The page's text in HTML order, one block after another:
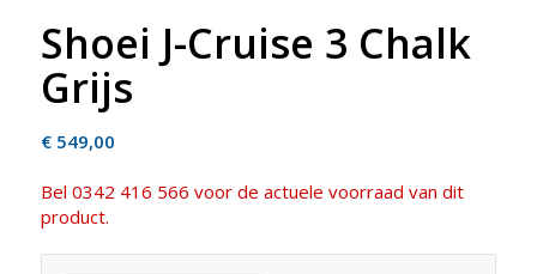
Shoei J-Cruise 3 Chalk
Grijs
€549,00
Bel 0342 416 566 voor de actuele voorraad van dit
product.